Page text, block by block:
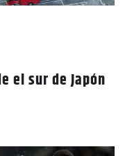
el sur de Japón